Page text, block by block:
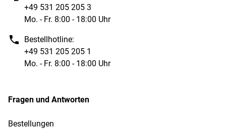
+49 531 205 205 3
Mo. - Fr. 8:00 - 18:00 Uhr
Bestellhotline:
+49 531 205 205 1
Mo. - Fr. 8:00 - 18:00 Uhr
Fragen und Antworten
Bestellungen